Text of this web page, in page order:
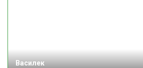
Василек